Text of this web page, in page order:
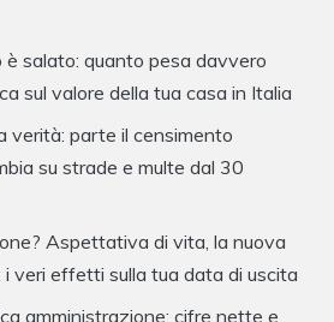
è salato: quanto pesa davvero
sul valore della tua casa in Italia
verità: parte il censimento
su strade e multe dal 30
Aspettativa di vita, la nuova
veri effetti sulla tua data di uscita
amministrazione: cifre nette e